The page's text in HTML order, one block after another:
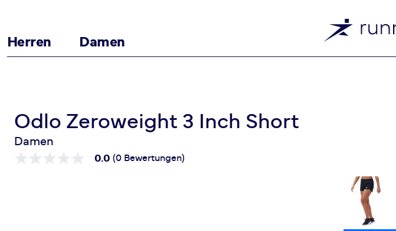
Herren Damen
Zeroweight 3 Inch Short
Odlo Zeroweight 3 Inch Short
Damen
0.0 (0 Bewertungen)